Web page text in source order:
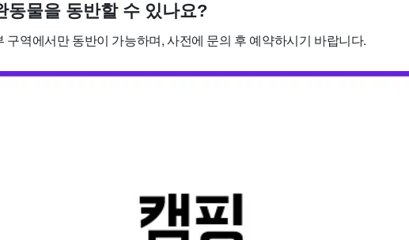
동물을 동반할 수 있나요?
구역에서만 동반이 가능하며, 사전에 문의 후 예약하시기 바랍니다.